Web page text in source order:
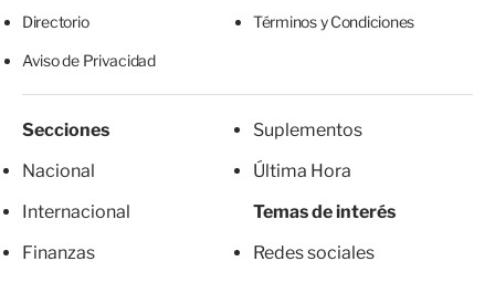
Directorio Términos y Condiciones
Aviso de Privacidad
Secciones
Nacional
Internacional
Finanzas
Suplementos
Última Hora
Temas de interés
Redes sociales